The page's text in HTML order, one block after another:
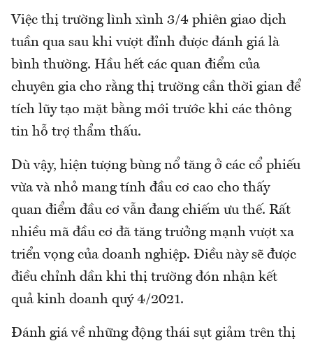
Việc thị trường lình xình 3/4 phiên giao dịch
tuần qua sau khi vượt đỉnh được đánh giá là
bình thường. Hầu hết các quan điểm của
chuyên gia cho rằng thị trường cần thời gian để
tích lũy tạo mặt bằng mới trước khi các thông
tin hỗ trợ thẩm thấu.
Dù vậy, hiện tượng bùng nổ tăng ở các cổ phiếu
vừa và nhỏ mang tính đầu cơ cao cho thấy
quan điểm đầu cơ vẫn đang chiếm ưu thế. Rất
nhiều mã đầu cơ đã tăng trưởng mạnh vượt xa
triển vọng của doanh nghiệp. Điều này sẽ được
điều chỉnh dần khi thị trường đón nhận kết
quả kinh doanh quý 4/2021.
Đánh giá về những động thái sụt giảm trên thị